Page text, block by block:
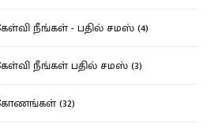
நீங்கள் - பதில் சமஸ் (4)
நீங்கள் பதில் சமஸ் (3)
(32)